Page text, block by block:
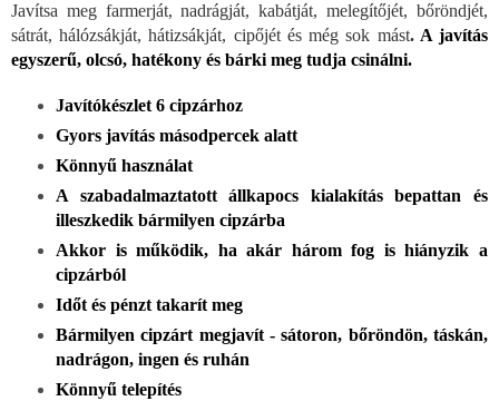
Javítsa meg farmerját, nadrágját, kabátját, melegítőjét, bőröndjét,
sátrát, hálózsákját, hátizsákját, cipőjét és még sok mást. A javítás
egyszerű, olcsó, hatékony és bárki meg tudja csinálni.
Javítókészlet 6 cipzárhoz
Gyors javítás másodpercek alatt
Könnyű használat
A szabadalmaztatott állkapocs kialakítás bepattan és
illeszkedik bármilyen cipzárba
Akkor is működik, ha akár három fog is hiányzik a
cipzárból
Időt és pénzt takarít meg
Bármilyen cipzárt megjavít - sátoron, bőröndön, táskán,
nadrágon, ingen és ruhán
Könnyű telepítés